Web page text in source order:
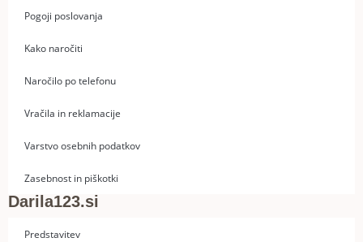
Pogoji poslovanja
Kako naročiti
Naročilo po telefonu
Vračila in reklamacije
Varstvo osebnih podatkov
Zasebnost in piškotki
Darila123.si
Predstavitev